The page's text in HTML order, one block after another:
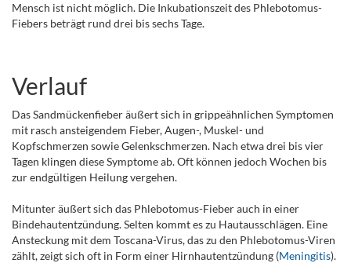
Mensch ist nicht möglich. Die Inkubationszeit des Phlebotomus-
Fiebers beträgt rund drei bis sechs Tage.
Verlauf
Das Sandmückenfieber äußert sich in grippeähnlichen Symptomen
mit rasch ansteigendem Fieber, Augen-, Muskel- und
Kopfschmerzen sowie Gelenkschmerzen. Nach etwa drei bis vier
Tagen klingen diese Symptome ab. Oft können jedoch Wochen bis
zur endgültigen Heilung vergehen.
Mitunter äußert sich das Phlebotomus-Fieber auch in einer
Bindehautentzündung. Selten kommt es zu Hautausschlägen. Eine
Ansteckung mit dem Toscana-Virus, das zu den Phlebotomus-Viren
zählt, zeigt sich oft in Form einer Hirnhautentzündung (Meningitis).